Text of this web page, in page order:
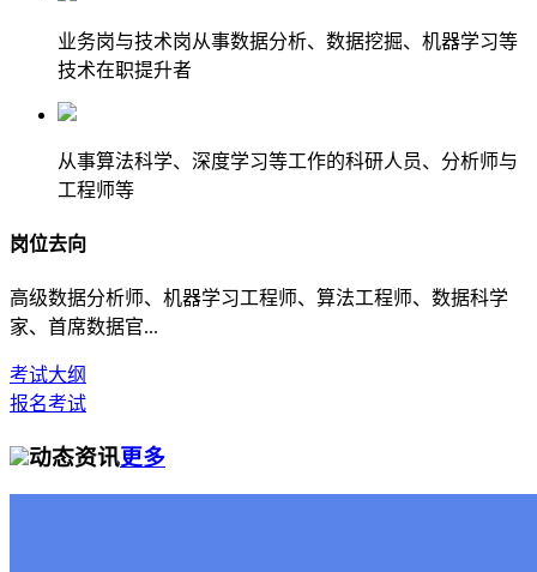
业务岗与技术岗从事数据分析、数据挖掘、机器学习等
技术在职提升者
从事算法科学、深度学习等工作的科研人员、分析师与
工程师等
岗位去向
高级数据分析师、机器学习工程师、算法工程师、数据科学
家、首席数据官...
考试大纲
报名考试
动态资讯更多